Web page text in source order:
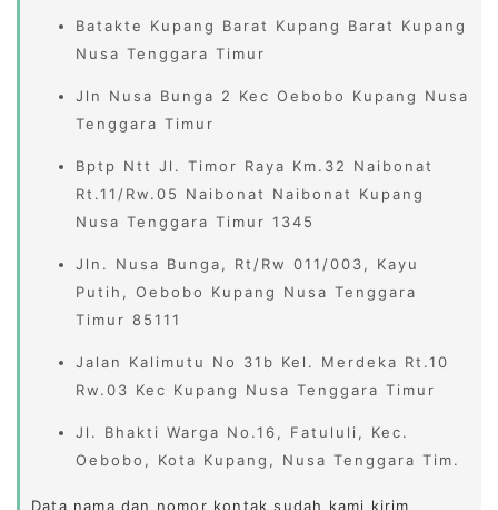
Batakte Kupang Barat Kupang Barat Kupang
Nusa Tenggara Timur
Jln Nusa Bunga 2 Kec Oebobo Kupang Nusa
Tenggara Timur
Bptp Ntt Jl. Timor Raya Km.32 Naibonat
Rt.11/Rw.05 Naibonat Naibonat Kupang
Nusa Tenggara Timur 1345
Jln. Nusa Bunga, Rt/Rw 011/003, Kayu
Putih, Oebobo Kupang Nusa Tenggara
Timur 85111
Jalan Kalimutu No 31b Kel. Merdeka Rt.10
Rw.03 Kec Kupang Nusa Tenggara Timur
Jl. Bhakti Warga No.16, Fatululi, Kec.
Oebobo, Kota Kupang, Nusa Tenggara Tim.
Data nama dan nomor kontak sudah kami kirim